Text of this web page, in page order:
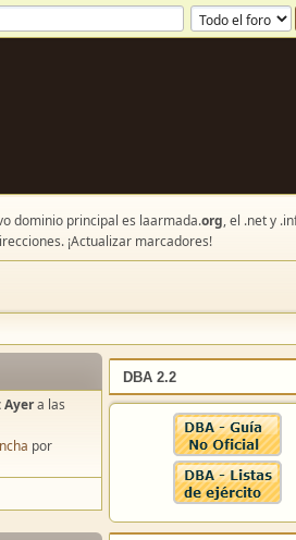
dominio principal es laarmada.org, el .net y
¡Actualizar marcadores!
DBA 2.2
Ayera las
por